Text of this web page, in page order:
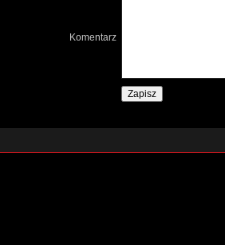
Komentarz